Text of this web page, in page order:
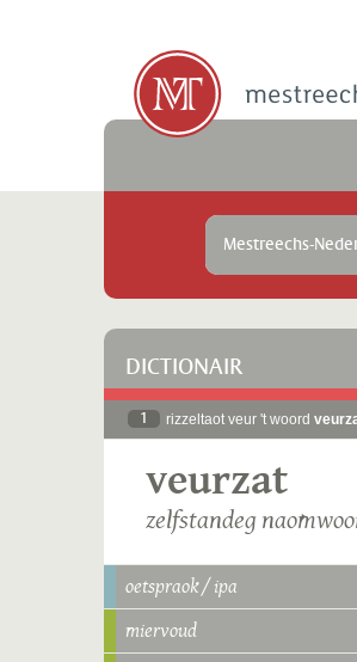
Mestreechs-
DICTIONAIR
1 rizzeltaot veur 't woord
veurzat
zelfstandeg
oetspraok / ipa
miervoud